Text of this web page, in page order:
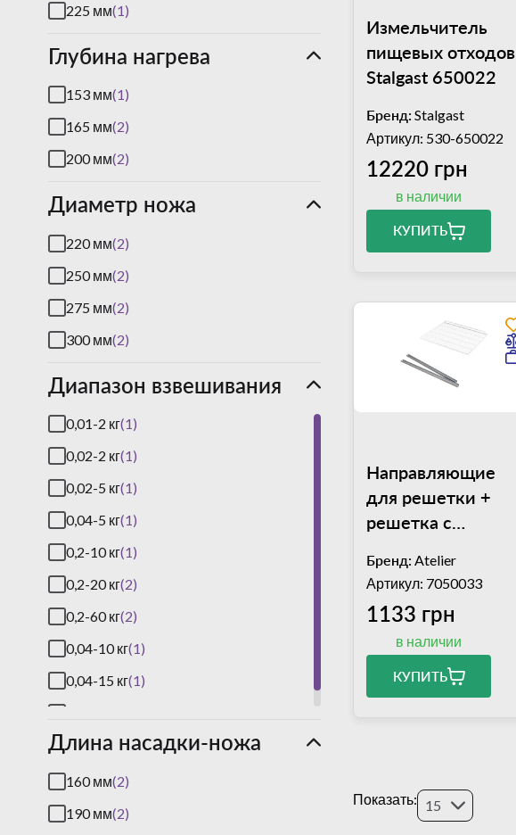
Pizza Group
Retigo
Stalgast(147)
Tefcold(16)
Tehma(13)
Thielmann
Unox(64)
225 мм(1)
Глубина нагрева
153 мм(1)
165 мм(2)
200 мм(2)
Диаметр ножа
220 мм(2)
250 мм(2)
275 мм(2)
300 мм(2)
Диапазон взвешивания
0,01-2 кг(1)
0,02-2 кг(1)
0,02-5 кг(1)
0,04-5 кг(1)
0,2-10 кг(1)
0,2-20 кг(2)
0,2-60 кг(2)
0,04-10 кг(1)
0,04-15 кг(1)
Длина насадки-ножа
160 мм(2)
190 мм(2)
Измельчитель
пищевых отходов
Stalgast 650022
Бренд: Stalgast
Артикул: 530-650022
12220 грн
в наличии
КУПИТЬ
Направляющие
для решетки +
решетка с
покрытием GN1/1
для стола Atelier
(комплект)
Бренд: Atelier
Артикул: 7050033
1133 грн
в наличии
КУПИТЬ
Показать: 15